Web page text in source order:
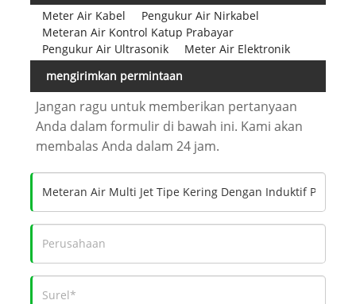
Meter Air Kabel
Pengukur Air Nirkabel
Meteran Air Kontrol Katup Prabayar
Pengukur Air Ultrasonik
Meter Air Elektronik
mengirimkan permintaan
Jangan ragu untuk memberikan pertanyaan
Anda dalam formulir di bawah ini. Kami akan
membalas Anda dalam 24 jam.